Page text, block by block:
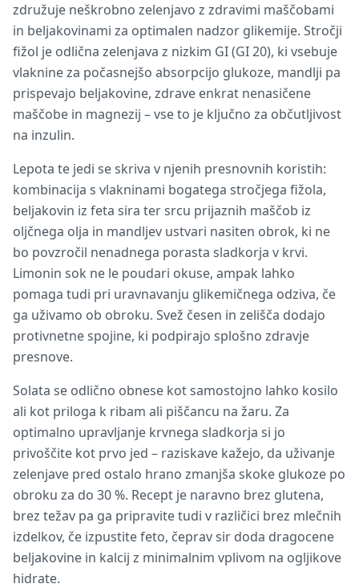
združuje neškrobno zelenjavo z zdravimi maščobami
in beljakovinami za optimalen nadzor glikemije. Stročji
fižol je odlična zelenjava z nizkim GI (GI 20), ki vsebuje
vlaknine za počasnejšo absorpcijo glukoze, mandlji pa
prispevajo beljakovine, zdrave enkrat nenasičene
maščobe in magnezij – vse to je ključno za občutljivost
na inzulin.
Lepota te jedi se skriva v njenih presnovnih koristih:
kombinacija s vlakninami bogatega stročjega fižola,
beljakovin iz feta sira ter srcu prijaznih maščob iz
oljčnega olja in mandljev ustvari nasiten obrok, ki ne
bo povzročil nenadnega porasta sladkorja v krvi.
Limonin sok ne le poudari okuse, ampak lahko
pomaga tudi pri uravnavanju glikemičnega odziva, če
ga uživamo ob obroku. Svež česen in zelišča dodajo
protivnetne spojine, ki podpirajo splošno zdravje
presnove.
Solata se odlično obnese kot samostojno lahko kosilo
ali kot priloga k ribam ali piščancu na žaru. Za
optimalno upravljanje krvnega sladkorja si jo
privoščite kot prvo jed – raziskave kažejo, da uživanje
zelenjave pred ostalo hrano zmanjša skoke glukoze po
obroku za do 30 %. Recept je naravno brez glutena,
brez težav pa ga pripravite tudi v različici brez mlečnih
izdelkov, če izpustite feto, čeprav sir doda dragocene
beljakovine in kalcij z minimalnim vplivom na ogljikove
hidrate.